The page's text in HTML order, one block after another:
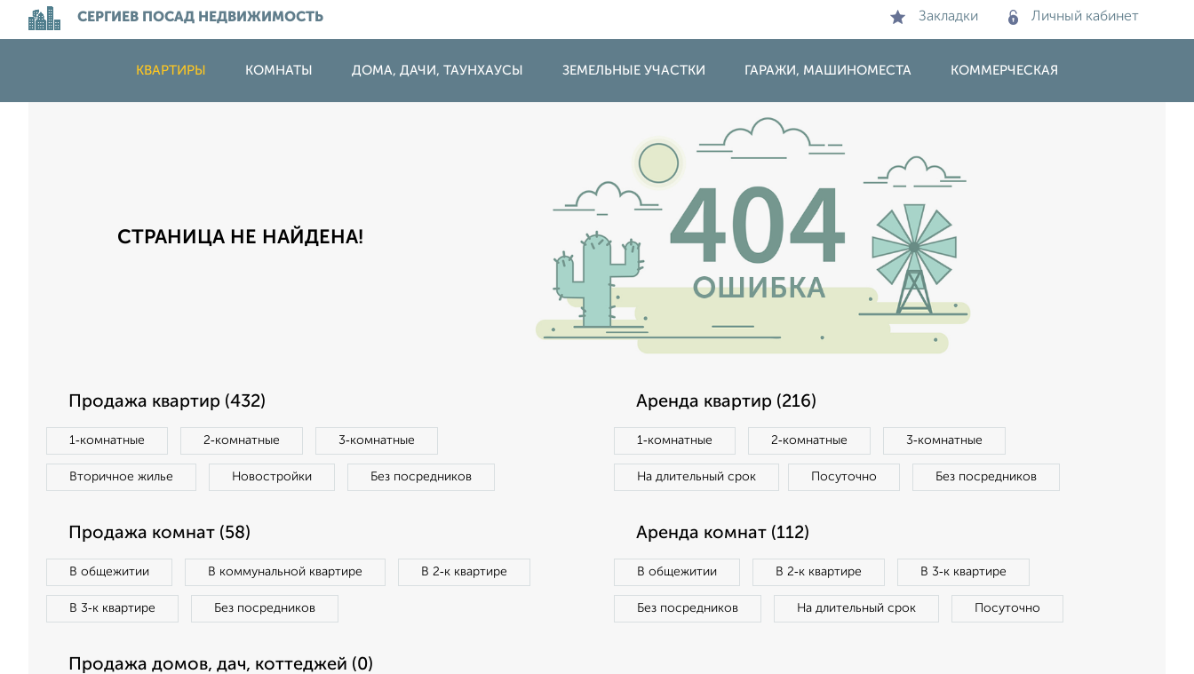
СЕРГИЕВ ПОСАД НЕДВИЖИМОСТЬ Закладки Личный кабинет
КВАРТИРЫ КОМНАТЫ ДОМА, ДАЧИ, ТАУНХАУСЫ ЗЕМЕЛЬНЫЕ УЧАСТКИ ГАРАЖИ, МАШИНОМЕСТА КОММЕРЧЕСКАЯ
СТРАНИЦА НЕ НАЙДЕНА!
Продажа квартир (432)
1‑комнатные 2‑комнатные 3‑комнатные
Вторичное жилье Новостройки Без посредников
Аренда квартир (216)
1‑комнатные 2‑комнатные 3‑комнатные
На длительный срок Посуточно Без посредников
Продажа комнат (58)
В общежитии В коммунальной квартире В 2‑к квартире
В 3‑к квартире Без посредников
Аренда комнат (112)
В общежитии В 2‑к квартире В 3‑к квартире
Без посредников На длительный срок Посуточно
Продажа домов, дач, коттеджей (0)